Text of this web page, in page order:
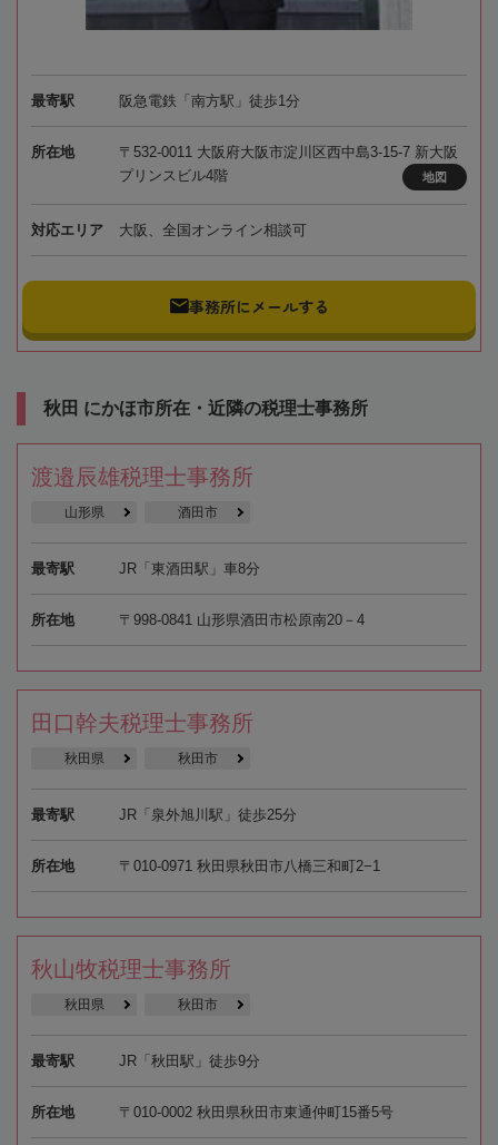
最寄駅 阪急電鉄「南方駅」徒歩1分
所在地
〒532-0011 大阪府大阪市淀川区西中島3-15-7 新大阪
プリンスビル4階
地図
対応エリア 大阪、全国オンライン相談可
事務所にメールする
秋田 にかほ市所在・近隣の税理士事務所
渡邉辰雄税理士事務所
山形県 酒田市
最寄駅 JR「東酒田駅」車8分
所在地 〒998-0841 山形県酒田市松原南20－4
田口幹夫税理士事務所
秋田県 秋田市
最寄駅 JR「泉外旭川駅」徒歩25分
所在地 〒010-0971 秋田県秋田市八橋三和町2−1
秋山牧税理士事務所
秋田県 秋田市
最寄駅 JR「秋田駅」徒歩9分
所在地 〒010-0002 秋田県秋田市東通仲町15番5号